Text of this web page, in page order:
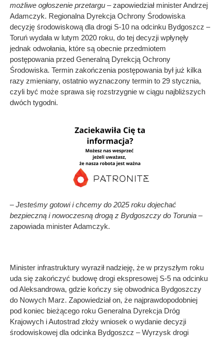
możliwe ogłoszenie przetargu – zapowiedział minister Andrzej
Adamczyk. Regionalna Dyrekcja Ochrony Środowiska
decyzję środowiskową dla drogi S-10 na odcinku Bydgoszcz –
Toruń wydała w lutym 2020 roku, do tej decyzji wpłynęły
jednak odwołania, które są obecnie przedmiotem
postępowania przed Generalną Dyrekcją Ochrony
Środowiska. Termin zakończenia postępowania był już kilka
razy zmieniany, ostatnio wyznaczony termin to 29 stycznia,
czyli być może sprawa się rozstrzygnie w ciągu najbliższych
dwóch tygodni.
– Jesteśmy gotowi i chcemy do 2025 roku dojechać
bezpieczną i nowoczesną drogą z Bydgoszczy do Torunia –
zapowiada minister Adamczyk.
Minister infrastruktury wyraził nadzieję, że w przyszłym roku
uda się zakończyć budowę drogi ekspresowej S-5 na odcinku
od Aleksandrowa, gdzie kończy się obwodnica Bydgoszczy
do Nowych Marz. Zapowiedział on, że najprawdopodobniej
pod koniec bieżącego roku Generalna Dyrekcja Dróg
Krajowych i Autostrad złoży wniosek o wydanie decyzji
środowiskowej dla odcinka Bydgoszcz – Wyrzysk drogi